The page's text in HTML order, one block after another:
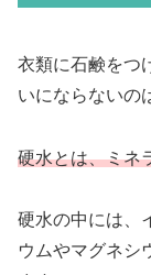
衣類に石鹸をつ
いにならないの
硬水とは、ミネ
硬水の中には、
ウムやマグネシ